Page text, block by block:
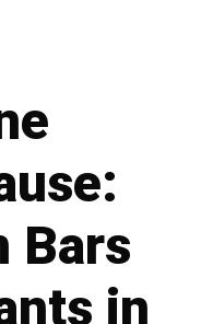
Bars
in